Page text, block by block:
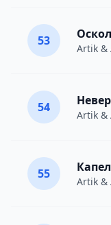
53
Artik &
54
Artik &
55
Artik &